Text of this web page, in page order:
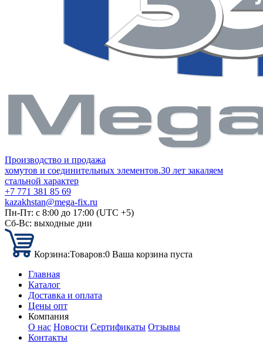
Производство и продажа
хомутов и соединительных элементов.30 лет закаляем
стальной характер
+7 771 381 85 69
kazakhstan@mega-fix.ru
Пн-Пт: с 8:00 до 17:00 (UTC +5)
Сб-Вс: выходные дни
Корзина:Товаров:0 Ваша корзина пуста
Главная
Каталог
Доставка и оплата
Цены опт
Компания
О нас Новости Сертификаты Отзывы
Контакты